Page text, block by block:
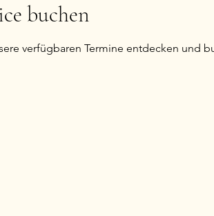
buchen
verfügbaren Termine entdecken und